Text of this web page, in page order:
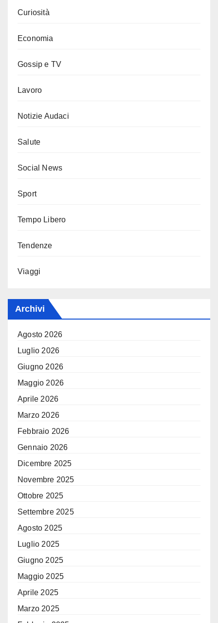
Curiosità
Economia
Gossip e TV
Lavoro
Notizie Audaci
Salute
Social News
Sport
Tempo Libero
Tendenze
Viaggi
Archivi
Agosto 2026
Luglio 2026
Giugno 2026
Maggio 2026
Aprile 2026
Marzo 2026
Febbraio 2026
Gennaio 2026
Dicembre 2025
Novembre 2025
Ottobre 2025
Settembre 2025
Agosto 2025
Luglio 2025
Giugno 2025
Maggio 2025
Aprile 2025
Marzo 2025